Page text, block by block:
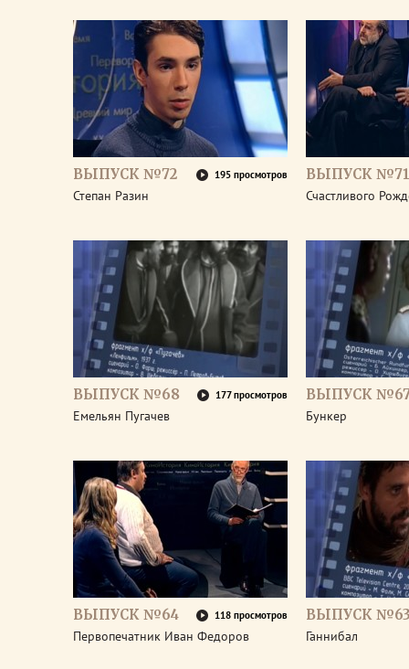
ВЫПУСК №72 195 просмотров
Степан Разин
ВЫПУСК №71
Счастливого
ВЫПУСК №68 177 просмотров
Емельян Пугачев
ВЫПУСК
Бункер
ВЫПУСК №64 118 просмотров
Первопечатник Иван Федоров
ВЫПУСК
Ганнибал